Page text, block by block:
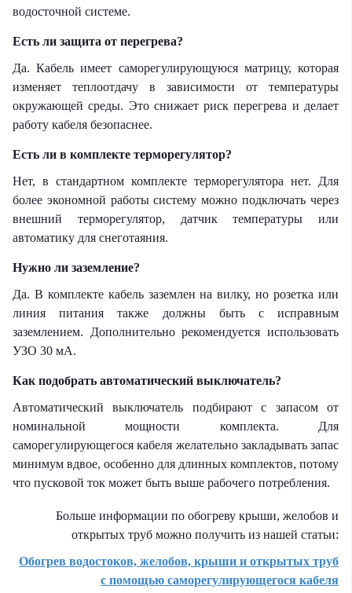
водосточной системе.
Есть ли защита от перегрева?
Да. Кабель имеет саморегулирующуюся матрицу, которая
изменяет теплоотдачу в зависимости от температуры
окружающей среды. Это снижает риск перегрева и делает
работу кабеля безопаснее.
Есть ли в комплекте терморегулятор?
Нет, в стандартном комплекте терморегулятора нет. Для
более экономной работы систему можно подключать через
внешний терморегулятор, датчик температуры или
автоматику для снеготаяния.
Нужно ли заземление?
Да. В комплекте кабель заземлен на вилку, но розетка или
линия питания также должны быть с исправным
заземлением. Дополнительно рекомендуется использовать
УЗО 30 мА.
Как подобрать автоматический выключатель?
Автоматический выключатель подбирают с запасом от
номинальной мощности комплекта. Для
саморегулирующегося кабеля желательно закладывать запас
минимум вдвое, особенно для длинных комплектов, потому
что пусковой ток может быть выше рабочего потребления.
Больше информации по обогреву крыши, желобов и
открытых труб можно получить из нашей статьи:
Обогрев водостоков, желобов, крыши и открытых труб
с помощью саморегулирующегося кабеля